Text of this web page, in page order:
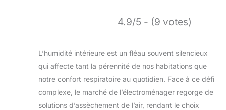
4.9/5 - (9 votes)
L’humidité intérieure est un fléau souvent silencieux
qui affecte tant la pérennité de nos habitations que
notre confort respiratoire au quotidien. Face à ce défi
complexe, le marché de l’électroménager regorge de
solutions d’assèchement de l’air, rendant le choix